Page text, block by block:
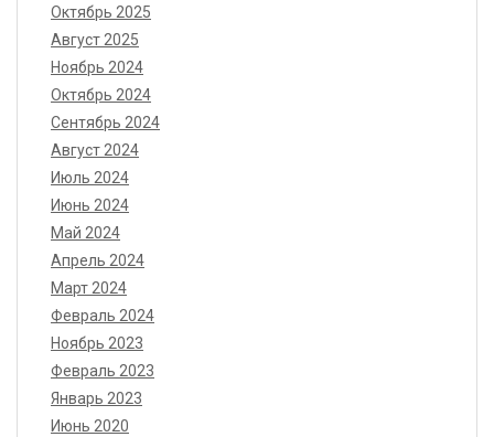
Октябрь 2025
Август 2025
Ноябрь 2024
Октябрь 2024
Сентябрь 2024
Август 2024
Июль 2024
Июнь 2024
Май 2024
Апрель 2024
Март 2024
Февраль 2024
Ноябрь 2023
Февраль 2023
Январь 2023
Июнь 2020